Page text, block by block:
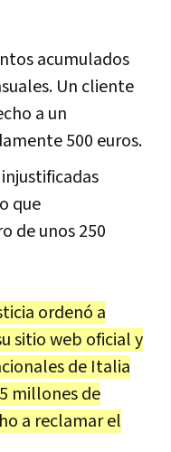
acumulados
Un cliente
a un
500 euros.
que
de unos 250
ordenó a
sitio web oficial y
de Italia
millones de
a reclamar el